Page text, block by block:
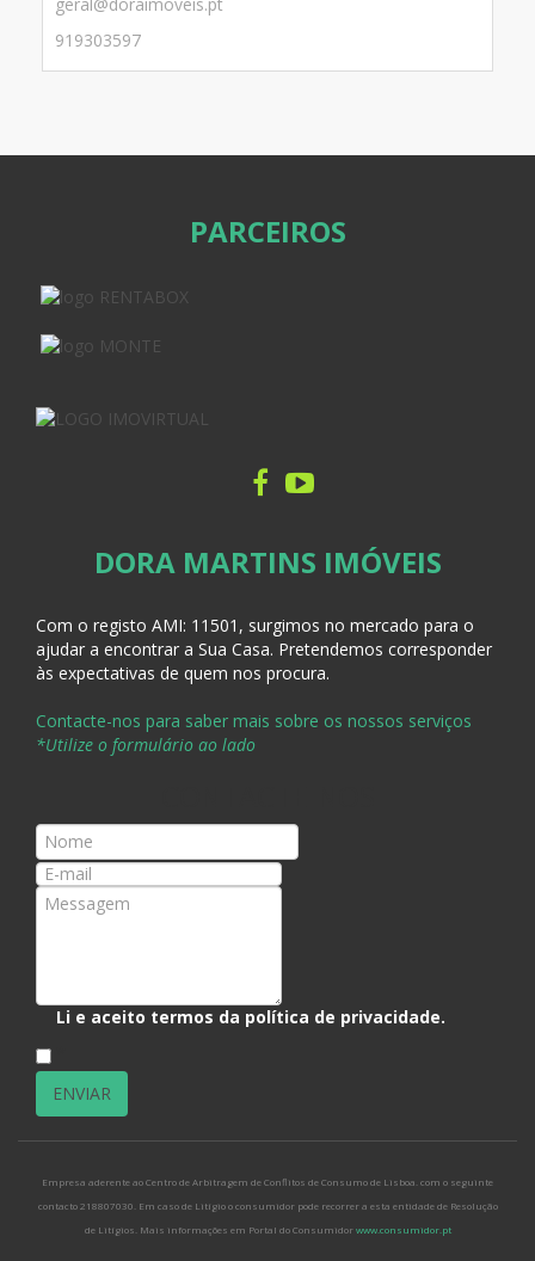
919303597
PARCEIROS
DORA MARTINS IMÓVEIS
Com o registo AMI: 11501, surgimos no mercado para o
ajudar a encontrar a Sua Casa. Pretendemos corresponder
às expectativas de quem nos procura.
Contacte-nos para saber mais sobre os nossos serviços
*Utilize o formulário ao lado
Li e aceito termos da política de privacidade.
Empresa aderente ao Centro de Arbitragem de Conflitos de Consumo de Lisboa. com o seguinte
contacto 218807030. Em caso de Litígio o consumidor pode recorrer a esta entidade de Resolução
de Litígios. Mais informações em Portal do Consumidorwww.consumidor.pt